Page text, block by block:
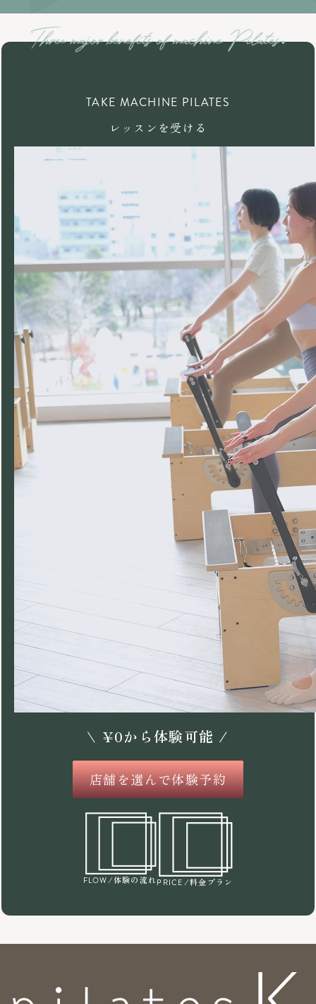
TAKE MACHINE PILATES
レッスンを受ける
\ ¥0から体験可能 /
店舗を選んで体験予約
FLOW /体験の流れPRICE /料金プラン